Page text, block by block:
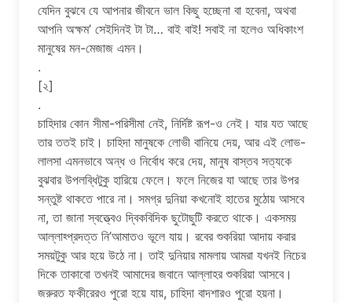
যেদিন বুঝবে যে আপনার জীবনে ভাল কিছু হচ্ছেনা বা হবেনা, অথবা
আপনি অক্ষম’ সেইদিনই টা টা… বাই বাই! সবাই না হলেও অধিকাংশ
মানুষের মন-মেজাজ এমন।
.
[২]
.
চাহিদার কোন সীমা-পরিসীমা নেই, নির্দিষ্ট রূপ-ও নেই। যার যত আছে
তার ততই চাই। চাহিদা মানুষকে লোভী বানিয়ে দেয়, আর এই লোভ-
লালসা এমনভাবে অন্ধ ও নির্বোধ করে দেয়, মানুষ বাস্তব সত্যকে
বুঝবার উপলব্ধিটুকু হারিয়ে ফেলে। ফলে নিজের যা আছে তার উপর
সন্তুষ্ট থাকতে পারে না। সমগ্র দুনিয়া কখনোই হাতের মুঠোয় আসবে
না, তা জানা স্বত্ত্বেও দ্বিকবিদিক ছুটোছুটি করতে থাকে। একসময়
আল্লাহ্প্রদত্ত নি’আমাতও ভূলে যায়। রবের শুকরিয়া আদায় করার
সময়টুকু আর হয়ে উঠে না। তাই দুনিয়ার মামলায় আমরা যখনই নিচের
দিকে তাকাবো তখনই আমাদের জবানে আল্লাহর শুকরিয়া আসবে।
জরুরত ফকীরেরও পুরো হয়ে যায়, চাহিদা বাদশারও পুরো হয়না।